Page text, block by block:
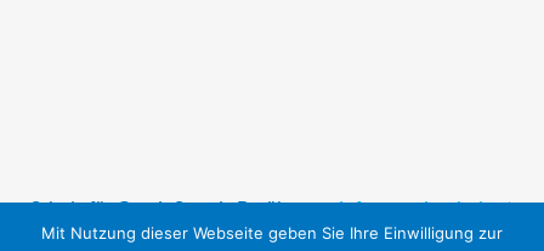
Schule für CranioSacrale Berührung ·info@cranioschule.at
·Impressum / Datenschutz
Mit Nutzung dieser Webseite geben Sie Ihre Einwilligung zur